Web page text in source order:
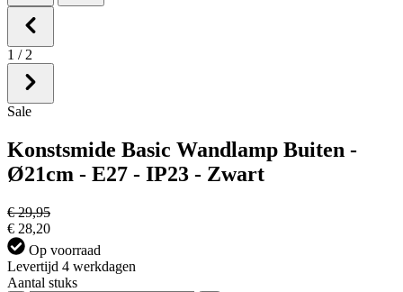
1 / 2
Sale
Konstsmide Basic Wandlamp Buiten -
Ø21cm - E27 - IP23 - Zwart
€ 29,95
€ 28,20
Op voorraad
Levertijd 4 werkdagen
Aantal stuks